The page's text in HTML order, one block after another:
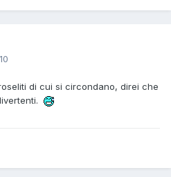
di cui si circondano, direi che